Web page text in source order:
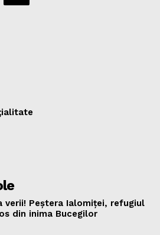
verii! Peștera Ialomiței, refugiul
din inima Bucegilor